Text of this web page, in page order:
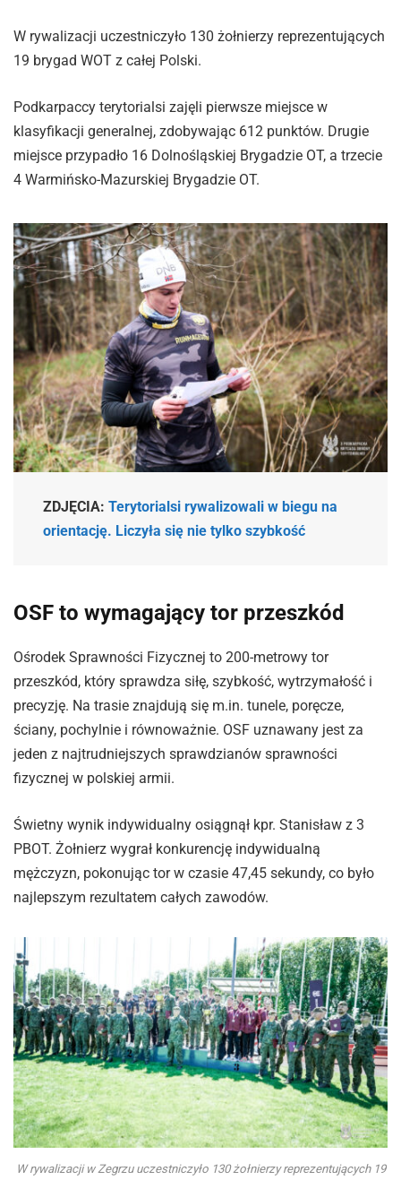
W rywalizacji uczestniczyło 130 żołnierzy reprezentujących
19 brygad WOT z całej Polski.
Podkarpaccy terytorialsi zajęli pierwsze miejsce w
klasyfikacji generalnej, zdobywając 612 punktów. Drugie
miejsce przypadło 16 Dolnośląskiej Brygadzie OT, a trzecie
4 Warmińsko-Mazurskiej Brygadzie OT.
ZDJĘCIA:Terytorialsi rywalizowali w biegu na
orientację. Liczyła się nie tylko szybkość
OSF to wymagający tor przeszkód
Ośrodek Sprawności Fizycznej to 200-metrowy tor
przeszkód, który sprawdza siłę, szybkość, wytrzymałość i
precyzję. Na trasie znajdują się m.in. tunele, poręcze,
ściany, pochylnie i równoważnie. OSF uznawany jest za
jeden z najtrudniejszych sprawdzianów sprawności
fizycznej w polskiej armii.
Świetny wynik indywidualny osiągnął kpr. Stanisław z 3
PBOT. Żołnierz wygrał konkurencję indywidualną
mężczyzn, pokonując tor w czasie 47,45 sekundy, co było
najlepszym rezultatem całych zawodów.
W rywalizacji w Zegrzu uczestniczyło 130 żołnierzy reprezentujących 19